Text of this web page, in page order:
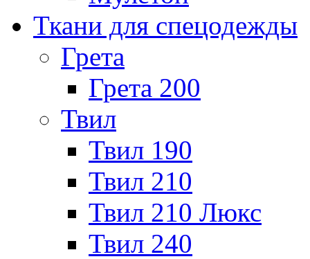
Ткани для спецодежды
Грета
Грета 200
Твил
Твил 190
Твил 210
Твил 210 Люкс
Твил 240